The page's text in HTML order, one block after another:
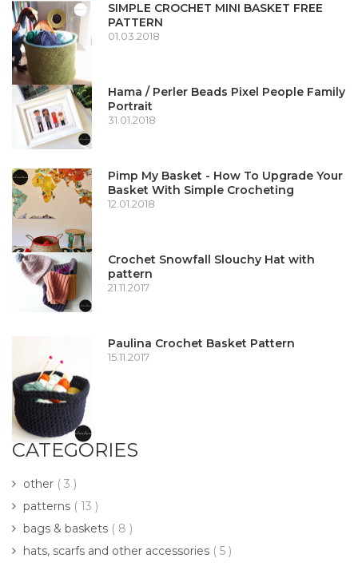
SIMPLE CROCHET MINI BASKET FREE
PATTERN
01.03.2018
Hama / Perler Beads Pixel People Family
Portrait
31.01.2018
Pimp My Basket - How To Upgrade Your
Basket With Simple Crocheting
12.01.2018
Crochet Snowfall Slouchy Hat with
pattern
21.11.2017
Paulina Crochet Basket Pattern
15.11.2017
CATEGORIES
other ( 3 )
patterns ( 13 )
bags & baskets ( 8 )
hats, scarfs and other accessories ( 5 )